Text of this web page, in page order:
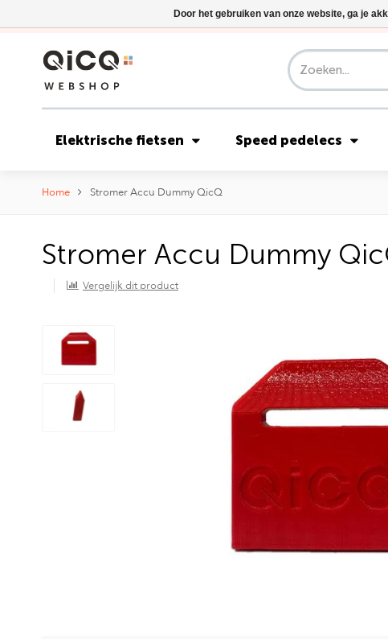
Elektrische fietsen Speed pedelecs
Home Stromer Accu Dummy QicQ
Stromer Accu Dummy
Vergelijk dit product
Door het gebruiken van onze website, ga je